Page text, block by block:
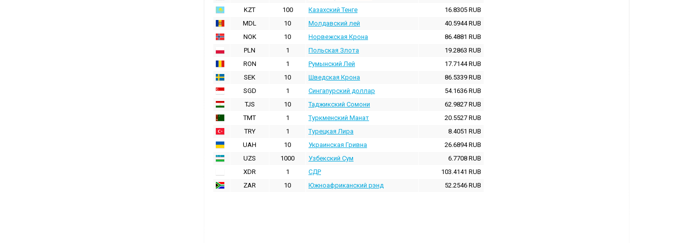
KZT
100 Казахский Тенге 16.8305 RUB
MDL
10 Молдавский лей 40.5944RUB
NOK
10 Норвежская Крона 86.4881 RUB
PLN
1 Польская Злота 19.2863 RUB
RON
1 Румынский Лей 17.7144RUB
SEK
10 Шведская Крона 86.5339 RUB
SGD
1 Сингапурский доллар 54.1636 RUB
TJS
10 Таджикский Сомони 62.9827 RUB
TMT
1 Туркменский Манат 20.5527 RUB
TRY
1 Турецкая Лира 8.4051 RUB
UAH
10 Украинская Гривна 26.6894RUB
UZS
1000 Узбекский Сум 6.7708 RUB
XDR
1 СДР 103.4141 RUB
ZAR
10 Южноафриканский рэнд 52.2546 RUB